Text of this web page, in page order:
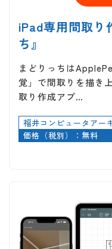
iPad専用間取り
ち』
まどりっちは
覚」で間取りを描き
取り作成アプ…
福井コンピュータアー
価格（税別）：無料